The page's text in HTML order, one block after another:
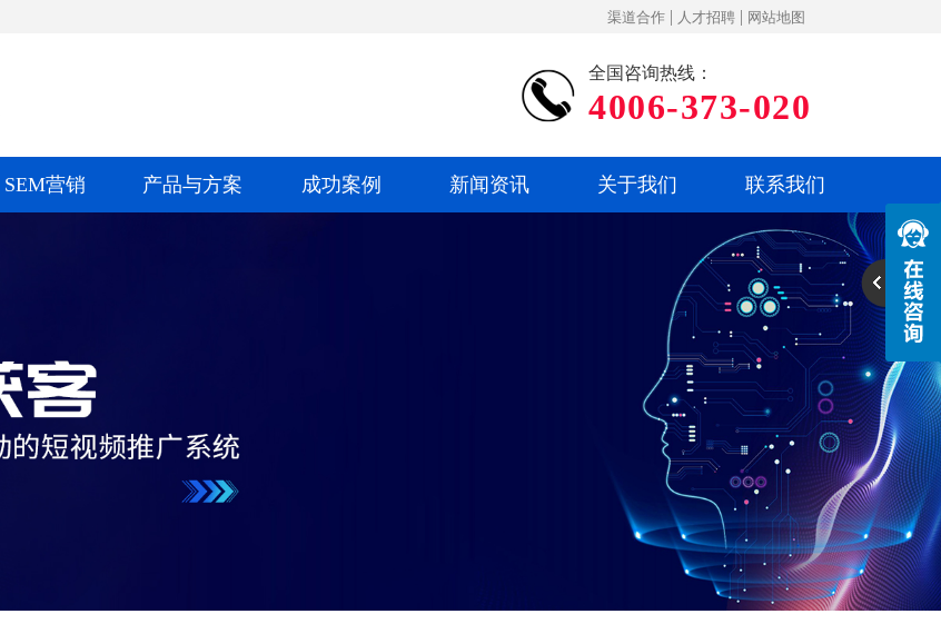
渠道合作 | 人才招聘 | 网站地图
全国咨询热线：
4006-373-020
SEM营销 产品与方案 成功案例 新闻资讯 关于我们 联系我们